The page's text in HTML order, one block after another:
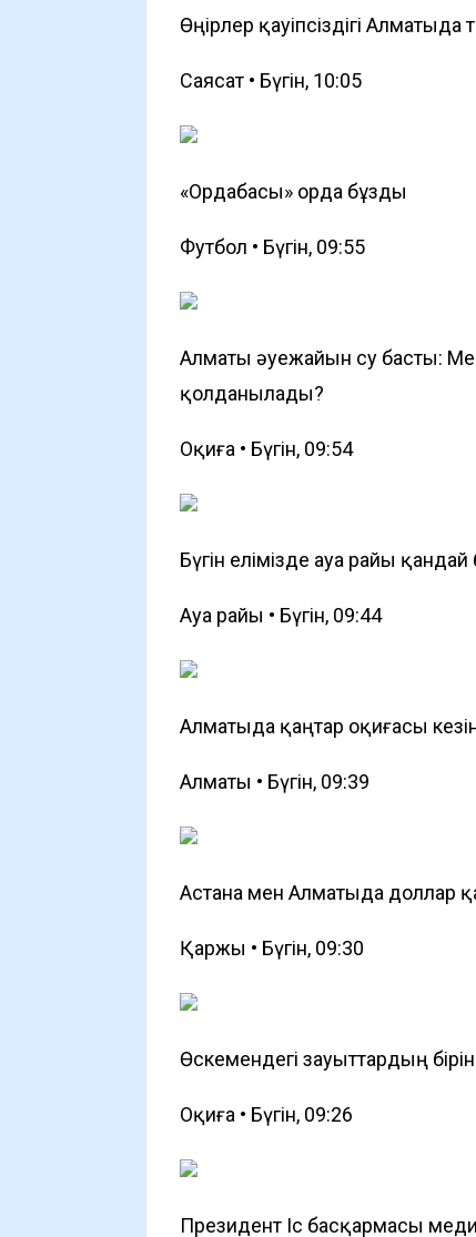
Өңірлер қауіпсіздігі
Саясат • Бүгін, 10:05
«Ордабасы» орда бұзды
Футбол • Бүгін, 09:55
Алматы әуежайын су басты:
қолданылады?
Оқиға • Бүгін, 09:54
Бүгін елімізде ауа райы
Ауа райы • Бүгін, 09:44
Алматыда қаңтар оқиғасы
Алматы • Бүгін, 09:39
Астана мен Алматыда доллар
Қаржы • Бүгін, 09:30
Өскемендегі зауыттардың
Оқиға • Бүгін, 09:26
Президент Іс басқармасы